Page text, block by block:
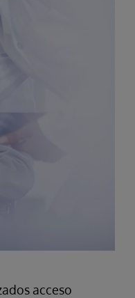
acceso